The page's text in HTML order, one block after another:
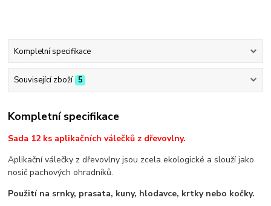
Kompletní specifikace
Související zboží 5
Kompletní specifikace
Sada 12 ks aplikačních válečků z dřevovlny.
Aplikační válečky z dřevovlny jsou zcela ekologické a slouží jako
nosič pachových ohradníků.
Použití na srnky, prasata, kuny, hlodavce, krtky nebo kočky.